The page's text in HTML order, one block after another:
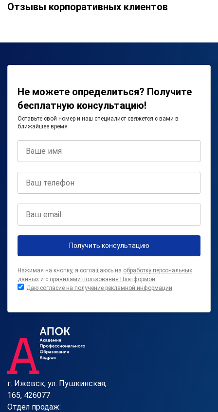
Отзывы корпоративных клиентов
Не можете определиться? Получите
бесплатную консультацию!
Оставьте свой номер и наш специалист свяжется с вами в
ближайшее время
Получить консультацию
Нажимая на кнопку, я соглашаюсь на обработку персональных
данных и с правилами пользования Платформой
Даю согласие на получение рекламной информации
г. Ижевск, ул. Пушкинская,
165, 426077
Отдел продаж: